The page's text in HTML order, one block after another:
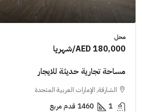
محل
AED 180,000/شهريا
مساحة تجارية حديثة للايجار
الشارقة, الإمارات العربية المتحدة
1
1460 قدم مربع